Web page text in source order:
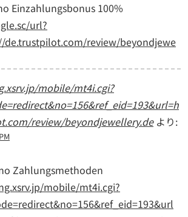
Einzahlungsbonus 100%
url?
de.trustpilot.com/review/beyondjewe
mobile/mt4i.cgi?
review/beyondjewellery.de より:
Zahlungsmethoden
mobile/mt4i.cgi?